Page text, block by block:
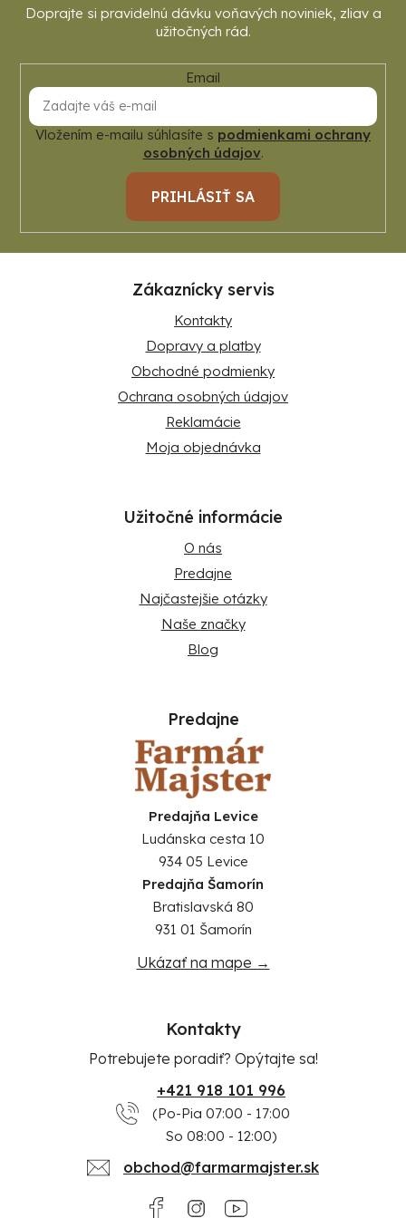
Email
Vložením e-mailu súhlasíte s podmienkami ochrany
osobných údajov.
PRIHLÁSIŤ SA
Zákaznícky servis
Kontakty
Dopravy a platby
Obchodné podmienky
Ochrana osobných údajov
Reklamácie
Moja objednávka
Užitočné informácie
O nás
Predajne
Najčastejšie otázky
Naše značky
Blog
Predajne
Predajňa Levice
Ludánska cesta 10
934 05 Levice
Predajňa Šamorín
Bratislavská 80
931 01 Šamorín
Ukázať na mape →
Kontakty
Potrebujete poradiť? Opýtajte sa!
+421 918 101 996
(Po-Pia 07:00 - 17:00
So 08:00 - 12:00)
obchod@farmarmajster.sk